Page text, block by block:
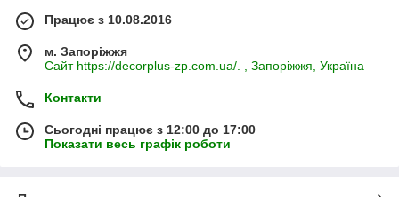
Працює з 10.08.2016
м. Запоріжжя
Сайт https://decorplus-zp.com.ua/. , Запоріжжя, Україна
Контакти
Сьогодні працює з 12:00 до 17:00
Показати весь графік роботи